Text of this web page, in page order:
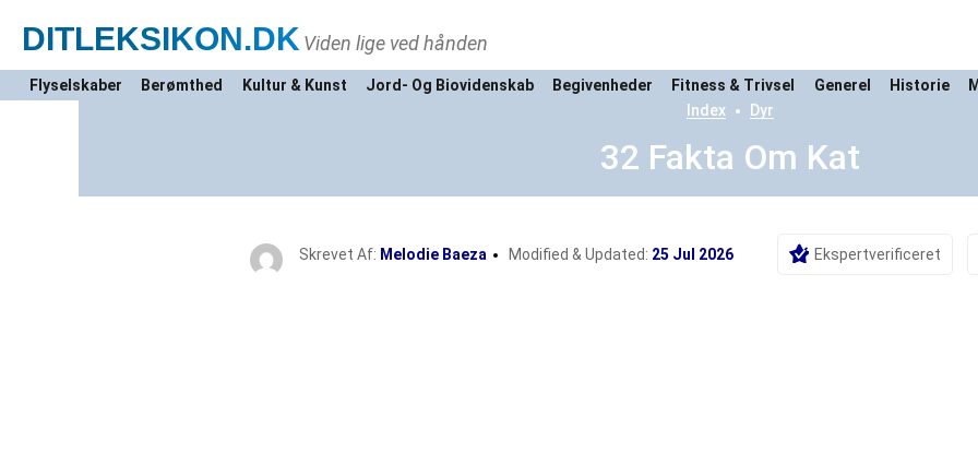
DITLEKSIKON.DK Viden lige ved hånden
Flyselskaber Berømthed Kultur & Kunst Jord- Og Biovidenskab Begivenheder Fitness & Trivsel Generel Historie
Index
Dyr
32 Fakta Om Kat
Skrevet Af: Melodie Baeza Modified & Updated: 25 Jul 2026 Ekspertverificeret